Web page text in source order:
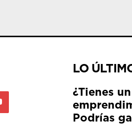
LO
¿Tienes un
Podrías